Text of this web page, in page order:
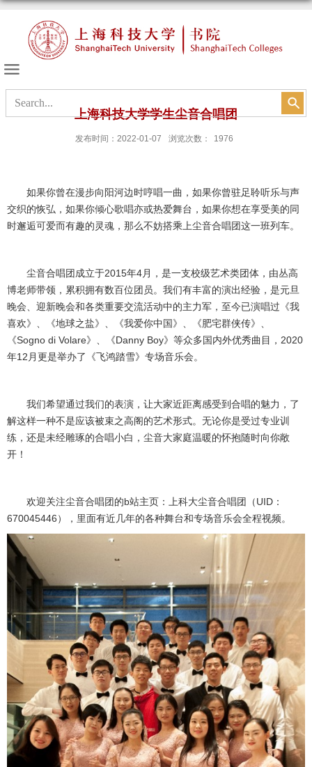
上海科技大学学生尘音合唱团
发布时间：2022-01-07 浏览次数： 1976
如果你曾在漫步向阳河边时哼唱一曲，如果你曾驻足聆听乐与声
交织的恢弘，如果你倾心歌唱亦或热爱舞台，如果你想在享受美的同
时邂逅可爱而有趣的灵魂，那么不妨搭乘上尘音合唱团这一班列车。
尘音合唱团成立于2015年4月，是一支校级艺术类团体，由丛高
博老师带领，累积拥有数百位团员。我们有丰富的演出经验，是元旦
晚会、迎新晚会和各类重要交流活动中的主力军，至今已演唱过《我
喜欢》、《地球之盐》、《我爱你中国》、《肥宅群侠传》、
《Sogno di Volare》、《Danny Boy》等众多国内外优秀曲目， 2020
年12 月更是举办了《飞鸿踏雪》专场音乐会。
我们希望通过我们的表演，让大家近距离感受到合唱的魅力，了
解这样一种不是应该被束之高阁的艺术形式。无论你是受过专业训
练，还是未经雕琢的合唱小白，尘音大家庭温暖的怀抱随时向你敞
开！
欢迎关注尘音合唱团的b站主页：上科大尘音合唱团（UID ：
670045446），里面有近几年的各种舞台和专场音乐会全程视频。